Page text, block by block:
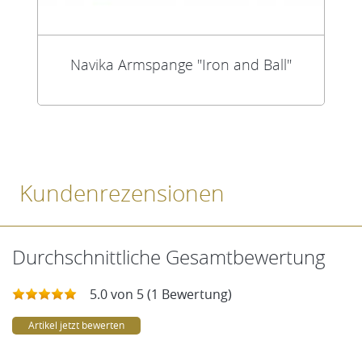
Navika Armspange "Iron and Ball"
Kundenrezensionen
Durchschnittliche Gesamtbewertung
5.0 von 5 (1 Bewertung)
Artikel jetzt bewerten